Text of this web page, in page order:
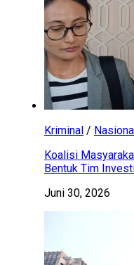
Kriminal /
Koalisi
Bentuk Tim
Juni 30, 2026